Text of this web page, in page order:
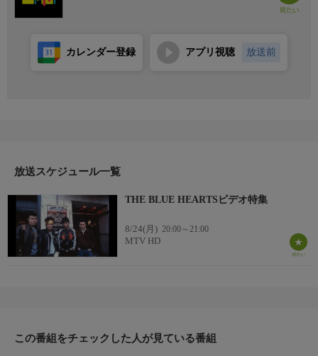
カレンダー登録 アプリ視聴 放送前
放送スケジュール一覧
THE BLUE HEARTSビデオ特集
8/24(月) 20:00～21:00
MTV HD
この番組をチェックした人が見ている番組